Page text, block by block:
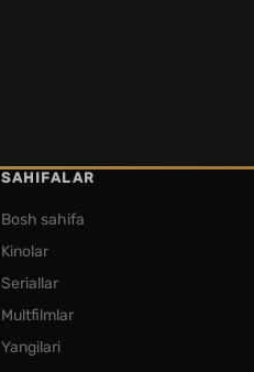
SAHIFALAR
Bosh sahifa
Kinolar
Seriallar
Multfilmlar
Yangilari